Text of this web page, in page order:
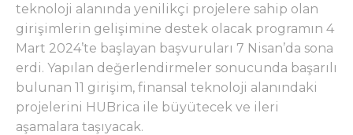
teknoloji alanında yenilikçi projelere sahip olan
girişimlerin gelişimine destek olacak programın 4
Mart 2024’te başlayan başvuruları 7 Nisan’da sona
erdi. Yapılan değerlendirmeler sonucunda başarılı
bulunan 11 girişim, finansal teknoloji alanındaki
projelerini HUBrica ile büyütecek ve ileri
aşamalara taşıyacak.